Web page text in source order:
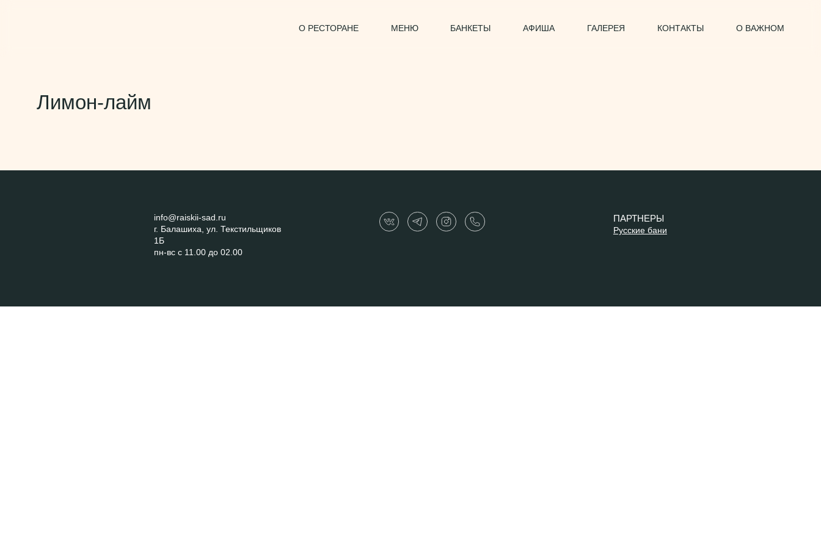
О РЕСТОРАНЕ МЕНЮ БАНКЕТЫ АФИША ГАЛЕРЕЯ КОНТАКТЫ О ВАЖНОМ
Лимон-лайм
info@raiskii-sad.ru
г. Балашиха, ул. Текстильщиков
1Б
пн-вс с 11.00 до 02.00
ПАРТНЕРЫ
Русские бани